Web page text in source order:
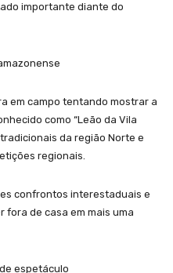
importante diante do
em campo tentando mostrar a
como “Leão da Vila
da região Norte e
regionais.
confrontos interestaduais e
de casa em mais uma
espetáculo